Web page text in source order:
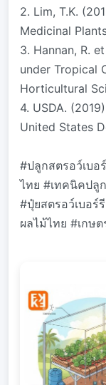
2. Lim, T.K.
Medicinal
3. Hannan, R.
under Tropical
Horticultural
4. USDA.
United States
#ปลูกสตรอว์เบอ
ไทย #เทคนิคปลู
#ปุ๋ยสตรอว์เบอร์
ผลไม้ไทย #เกษ